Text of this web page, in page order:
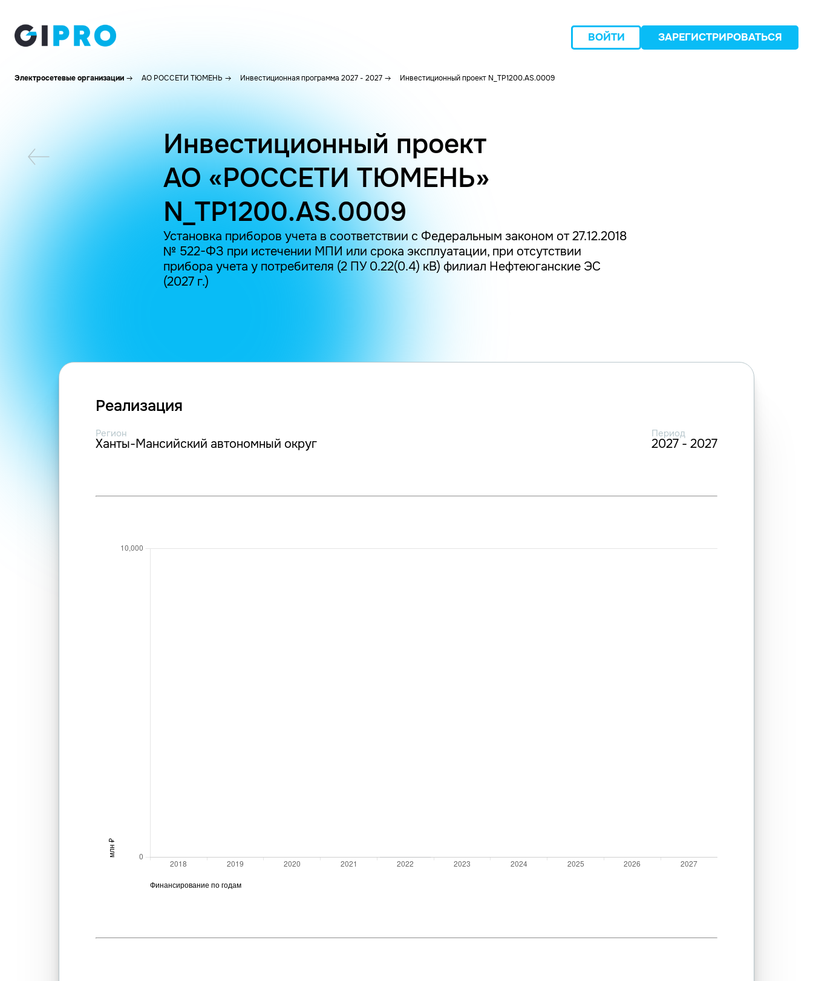
ВОЙТИ ЗАРЕГИСТРИРОВАТЬСЯ
Электросетевые организации АО РОССЕТИ ТЮМЕНЬ Инвестиционная программа 2027 - 2027 Инвестиционный проект N_TP1200.AS.0009
Инвестиционный проект
АО «РОССЕТИ ТЮМЕНЬ»
N_TP1200.AS.0009
Установка приборов учета в соответствии с Федеральным законом от 27.12.2018
№ 522-ФЗ при истечении МПИ или срока эксплуатации, при отсутствии
прибора учета у потребителя (2 ПУ 0.22(0.4) кВ) филиал Нефтеюганские ЭС
(2027 г.)
Реализация
Регион
Ханты-Мансийский автономный округ
Период
2027 - 2027